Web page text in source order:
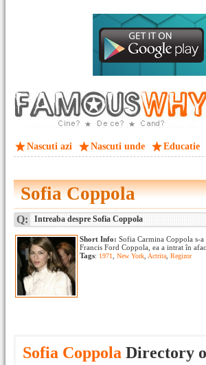
Nascuti azi Nascuti unde Educatie
Sofia Coppola
Q: Intreaba despre Sofia Coppola
Short Info: Sofia Carmina Coppola s-
Francis Ford Coppola, ea a intrat în
Tags: 1971 New York Actrita Regizor
Sofia Coppola Directory